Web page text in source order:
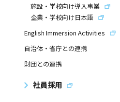
施設・学校向け導入事業
企業・学校向け日本語
English Immersion Activities
自治体・省庁との連携
財団との連携
社員採用